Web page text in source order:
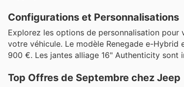
Configurations et Personnalisations
Explorez les options de personnalisation
votre véhicule. Le modèle Renegade e-
900 €. Les jantes alliage 16" Authenticity
Top Offres de Septembre chez Jeep